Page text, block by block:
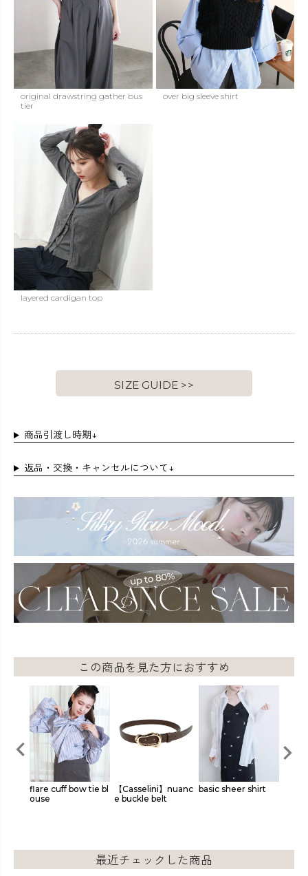
original drawstring gather bus
tier
over big sleeve shirt
layered cardigan top
SIZE GUIDE >>
商品引渡し時期↓
返品・交換・キャンセルについて↓
この商品を見た方におすすめ
【Casselini】nuanc
e buckle belt
basic sheer shirt
original hook desig
最近チェックした商品